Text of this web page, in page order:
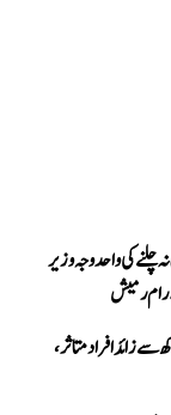
نہ چلنے کی واحد وجہ وزیر
رام رمیش
سے 13 اضلاع میں 15 لاکھ سے زائد افراد متاثر،